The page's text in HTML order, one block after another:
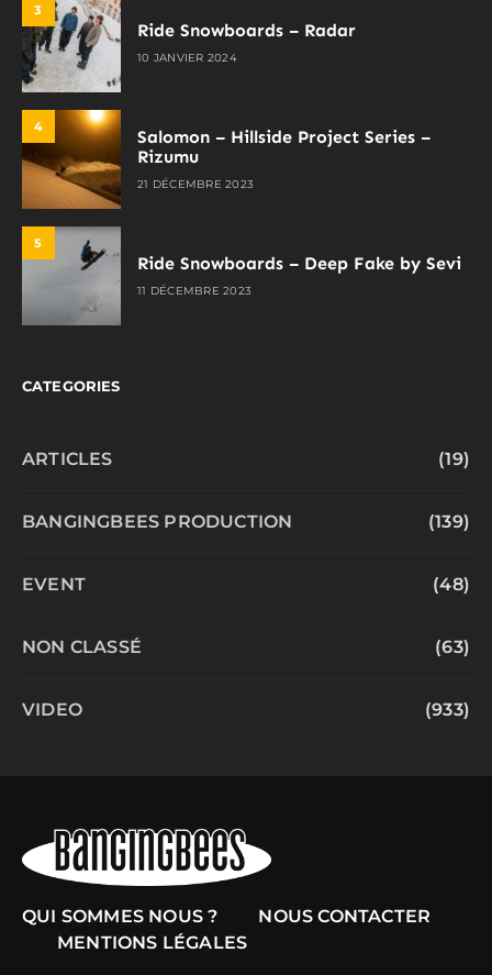
3
Ride Snowboards – Radar
10 JANVIER 2024
4
Salomon – Hillside Project Series –
Rizumu
21 DÉCEMBRE 2023
5
Ride Snowboards – Deep Fake by Sevi
11 DÉCEMBRE 2023
CATEGORIES
ARTICLES (19)
BANGINGBEES PRODUCTION (139)
EVENT (48)
NON CLASSÉ (63)
VIDEO (933)
QUI SOMMES NOUS ?
NOUS CONTACTER
MENTIONS LÉGALES